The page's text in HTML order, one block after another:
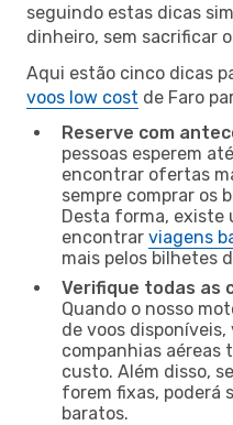
seguindo estas dicas
dinheiro, sem sacrificar
Aqui estão cinco dicas
voos low cost de Faro
Reserve com
pessoas esperem
encontrar ofertas
sempre comprar os
Desta forma, existe
encontrar viagens
mais pelos bilhetes
Verifique todas as
Quando o nosso
de voos
companhias aéreas
custo. Além disso,
forem fixas, poderá
baratos.